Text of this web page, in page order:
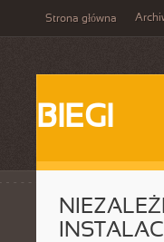
Strona główna
BIEGI